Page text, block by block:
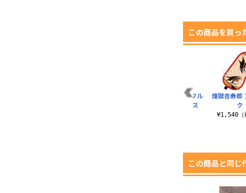
この商品を買っ
炎柱 煉獄杏寿郎 フル
カラーパスケース
煉獄杏寿郎
ク
¥1,540（
この商品と同じ